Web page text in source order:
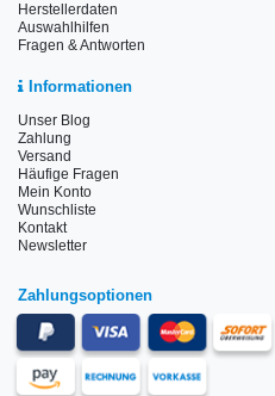
Herstellerdaten
Auswahlhilfen
Fragen & Antworten
Informationen
Unser Blog
Zahlung
Versand
Häufige Fragen
Mein Konto
Wunschliste
Kontakt
Newsletter
Zahlungsoptionen